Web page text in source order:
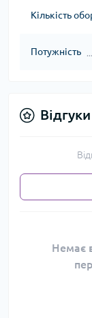
Кількість
Потужність
Відгуки
Немає